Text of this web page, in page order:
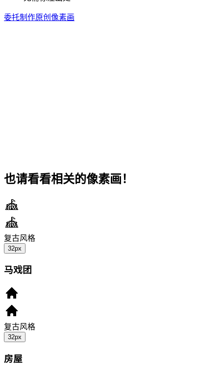
委托制作原创像素画
也请看看相关的像素画！
复古风格
32px
马戏团
复古风格
32px
房屋